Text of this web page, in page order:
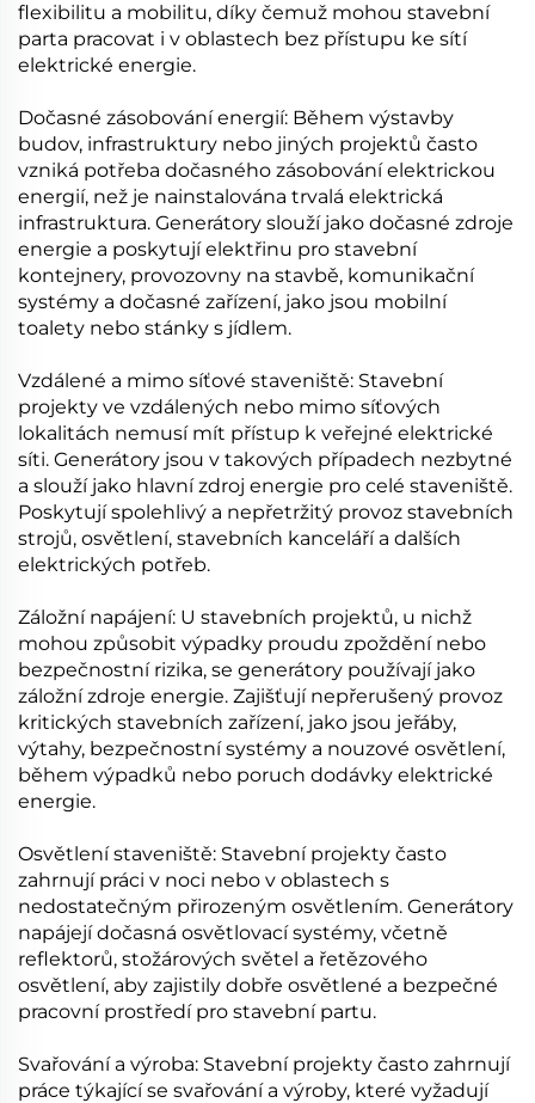
flexibilitu a mobilitu, díky čemuž mohou stavební
parta pracovat i v oblastech bez přístupu ke sítí
elektrické energie.
Dočasné zásobování energií: Během výstavby
budov, infrastruktury nebo jiných projektů často
vzniká potřeba dočasného zásobování elektrickou
energií, než je nainstalována trvalá elektrická
infrastruktura. Generátory slouží jako dočasné zdroje
energie a poskytují elektřinu pro stavební
kontejnery, provozovny na stavbě, komunikační
systémy a dočasné zařízení, jako jsou mobilní
toalety nebo stánky s jídlem.
Vzdálené a mimo síťové staveniště: Stavební
projekty ve vzdálených nebo mimo síťových
lokalitách nemusí mít přístup k veřejné elektrické
síti. Generátory jsou v takových případech nezbytné
a slouží jako hlavní zdroj energie pro celé staveniště.
Poskytují spolehlivý a nepřetržitý provoz stavebních
strojů, osvětlení, stavebních kanceláří a dalších
elektrických potřeb.
Záložní napájení: U stavebních projektů, u nichž
mohou způsobit výpadky proudu zpoždění nebo
bezpečnostní rizika, se generátory používají jako
záložní zdroje energie. Zajišťují nepřerušený provoz
kritických stavebních zařízení, jako jsou jeřáby,
výtahy, bezpečnostní systémy a nouzové osvětlení,
během výpadků nebo poruch dodávky elektrické
energie.
Osvětlení staveniště: Stavební projekty často
zahrnují práci v noci nebo v oblastech s
nedostatečným přirozeným osvětlením. Generátory
napájejí dočasná osvětlovací systémy, včetně
reflektorů, stožárových světel a řetězového
osvětlení, aby zajistily dobře osvětlené a bezpečné
pracovní prostředí pro stavební partu.
Svařování a výroba: Stavební projekty často zahrnují
práce týkající se svařování a výroby, které vyžadují